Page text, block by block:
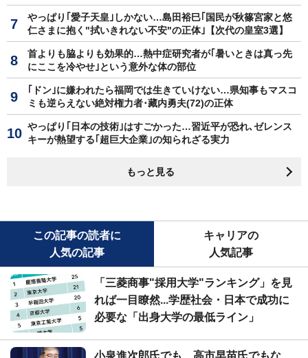
やっぱり｢愛子天皇｣しかない…島田裕巳｢国民が秋篠宮家と悠
仁さまに抱く"拭いきれない不安"の正体｣【次代の皇室3選】
首よりも脇よりも効果的…熱中症研究者が｢暑いときは真っ先
にここを冷やせ｣という意外な体の部位
｢ドン｣に嫌われたら福岡では生きていけない…県知事もマスコ
ミも逆らえない絶対権力者･藏内勇夫(72)の正体
やっぱり｢日本の技術｣はすごかった…習近平が恐れ､ゼレンス
キーが熱望する｢超巨大企業｣の知られざる実力
もっと見る
この記事の読者に
人気の記事
キャリアの
人気記事
「三菱商事"採用大学"ランキング」を見
れば一目瞭然...学歴社会・日本で成功に
必要な「出身大学の最低ライン」
小泉進次郎氏でも、高市早苗氏でもな